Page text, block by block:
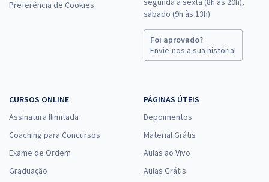
Preferência de Cookies
sábado (9h às 13h).
Foi aprovado?
Envie-nos a sua história!
CURSOS ONLINE
Assinatura Ilimitada
Coaching para Concursos
Exame de Ordem
Graduação
PÁGINAS ÚTEIS
Depoimentos
Material Grátis
Aulas ao Vivo
Aulas Grátis